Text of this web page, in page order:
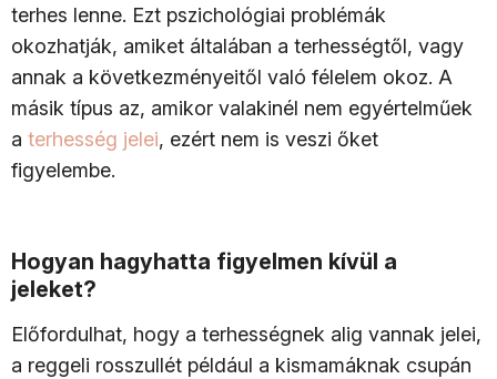
terhes lenne. Ezt pszichológiai problémák
okozhatják, amiket általában a terhességtől, vagy
annak a következményeitől való félelem okoz. A
másik típus az, amikor valakinél nem egyértelműek
a terhesség jelei, ezért nem is veszi őket
figyelembe.
Hogyan hagyhatta figyelmen kívül a
jeleket?
Előfordulhat, hogy a terhességnek alig vannak jelei,
a reggeli rosszullét például a kismamáknak csupán